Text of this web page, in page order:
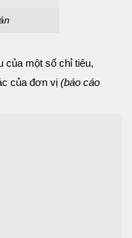
của một số chỉ tiêu,
của đơn vị (báo cáo